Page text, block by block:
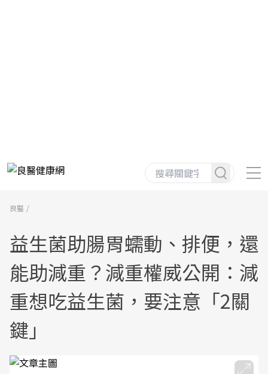
良醫
益生菌助腸胃蠕動、排便，還
能助減重？減重權威公開：減
重想吃益生菌，要注意「2關
鍵」